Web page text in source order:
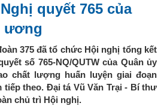
quyết 765 của
ương
375 đã tổ chức Hội nghị tổng kết
số 765-NQ/QUTW của Quân ủy
chất lượng huấn luyện giai đoạn
tiếp theo. Đại tá Vũ Văn Trại - Bí thư
chủ trì Hội nghị.